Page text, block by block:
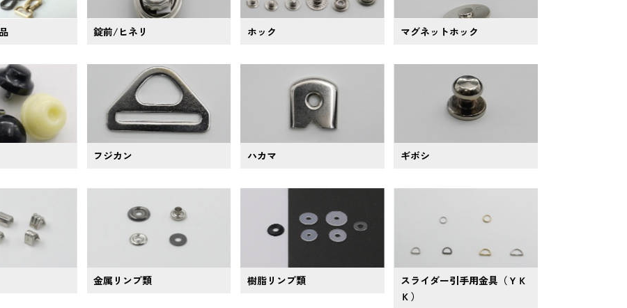
錠前/ヒネリ ホック マグネットホック
フジカン ハカマ ギボシ
金属リンプ類 樹脂リンプ類
スライダー引手用金具（ＹＫ
Ｋ）